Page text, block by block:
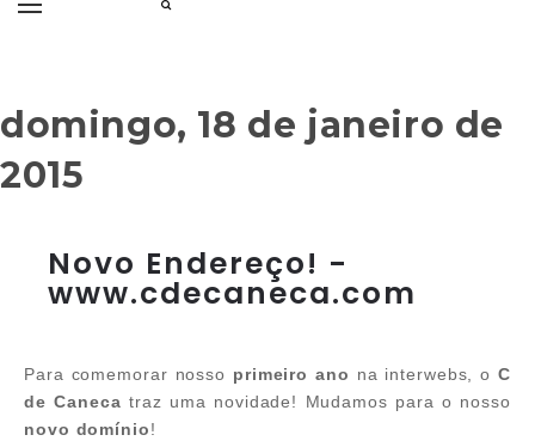
domingo, 18 de janeiro de
2015
Novo Endereço! -
www.cdecaneca.com
Para comemorar nosso primeiro ano na interwebs, oC
de Caneca traz uma novidade! Mudamos para o nosso
novo domínio!